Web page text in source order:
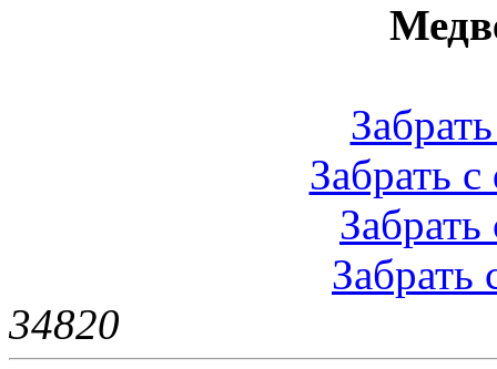
Забрать
Забрать
34820